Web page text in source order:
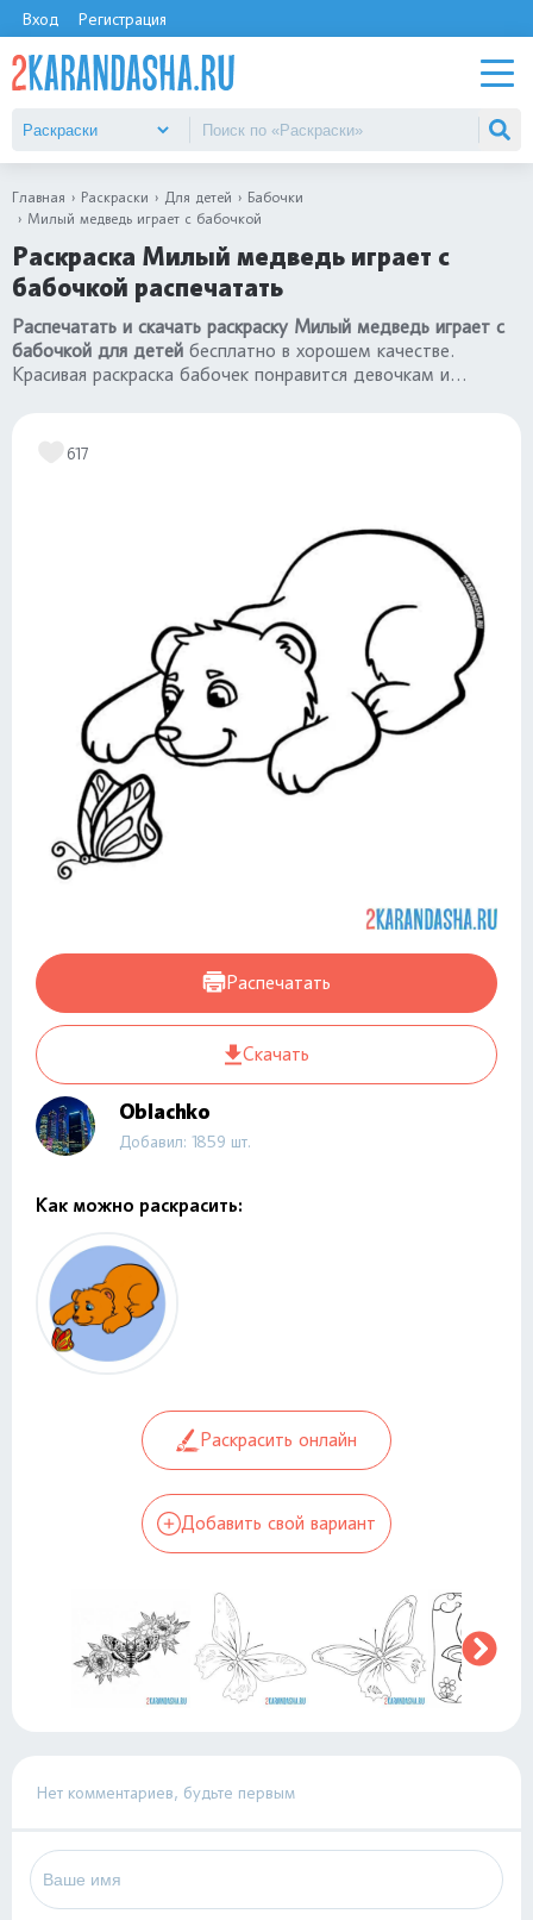
Вход Регистрация
Главная Раскраски Для детей
Бабочки
Милый медведь играет с бабочкой
Раскраска Милый медведь играет с
бабочкой распечатать
Распечатать и скачать раскраску Милый медведь играет с
бабочкой для детей бесплатно в хорошем качестве.
Красивая раскраска бабочек понравится девочкам и
617
Распечатать
Скачать
Oblachko
Добавил: 1859 шт.
Как можно раскрасить:
Раскрасить онлайн
Добавить свой вариант
Нет комментариев, будьте первым